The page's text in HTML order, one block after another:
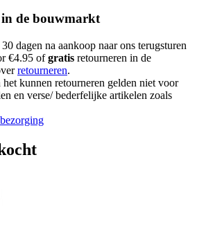
de bouwmarkt
dagen na aankoop naar ons terugsturen
€4.95 ofgratis retourneren in de
retourneren.
kunnen retourneren gelden niet voor
en verse/ bederfelijke artikelen zoals